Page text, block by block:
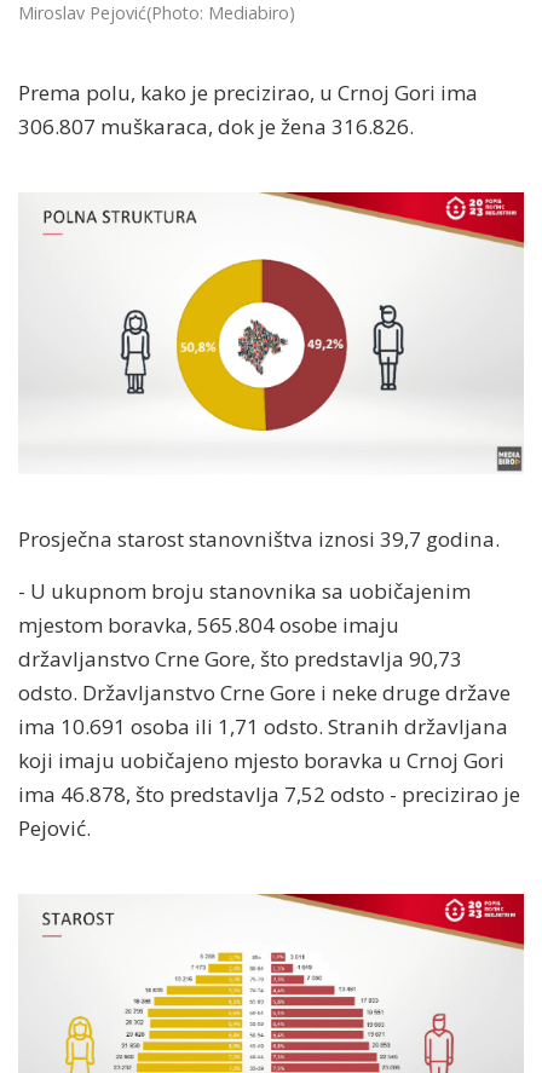
Miroslav Pejović(Photo: Mediabiro)
Prema polu, kako je precizirao, u Crnoj Gori ima
306.807 muškaraca, dok je žena 316.826.
Prosječna starost stanovništva iznosi 39,7 godina.
- U ukupnom broju stanovnika sa uobičajenim
mjestom boravka, 565.804 osobe imaju
državljanstvo Crne Gore, što predstavlja 90,73
odsto. Državljanstvo Crne Gore i neke druge države
ima 10.691 osoba ili 1,71 odsto. Stranih državljana
koji imaju uobičajeno mjesto boravka u Crnoj Gori
ima 46.878, što predstavlja 7,52 odsto - precizirao je
Pejović.